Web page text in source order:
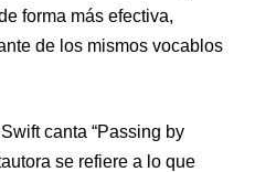
forma más efectiva,
de los mismos vocablos
canta “Passing by
se refiere a lo que